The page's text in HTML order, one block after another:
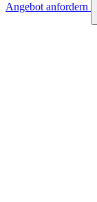
Angebot anfordern